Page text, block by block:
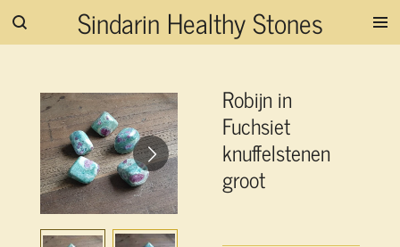
Ga
hoofdinhoud
Sindarin Healthy Stones
Robijn in
Fuchsiet
knuffelstenen
groot